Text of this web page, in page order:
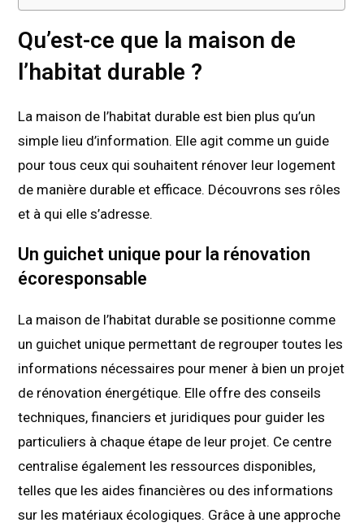
Qu’est-ce que la maison de
l’habitat durable ?
La maison de l’habitat durable est bien plus qu’un
simple lieu d’information. Elle agit comme un guide
pour tous ceux qui souhaitent rénover leur logement
de manière durable et efficace. Découvrons ses rôles
et à qui elle s’adresse.
Un guichet unique pour la rénovation
écoresponsable
La maison de l’habitat durable se positionne comme
un guichet unique permettant de regrouper toutes les
informations nécessaires pour mener à bien un projet
de rénovation énergétique. Elle offre des conseils
techniques, financiers et juridiques pour guider les
particuliers à chaque étape de leur projet. Ce centre
centralise également les ressources disponibles,
telles que les aides financières ou des informations
sur les matériaux écologiques. Grâce à une approche